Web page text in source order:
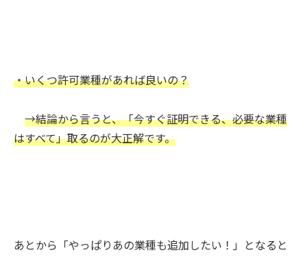
・いくつ許可業種があれば良いの？
→結論から言うと、「今すぐ証明できる、必要な業種
はすべて」取るのが大正解です。
あとから「やっぱりあの業種も追加したい！」となると